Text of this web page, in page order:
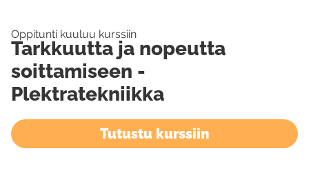
Oppitunti kuuluu kurssiin
Tarkkuutta ja nopeutta
soittamiseen -
Plektratekniikka
Tutustu kurssiin